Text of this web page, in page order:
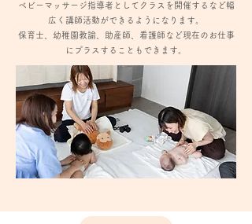
ベビーマッサージ指導者としてクラスを開催するなど幅
広く講師活動ができるようになります。
保育士、幼稚園教諭、助産師、看護師など現在のお仕事
にプラスすることもできます。